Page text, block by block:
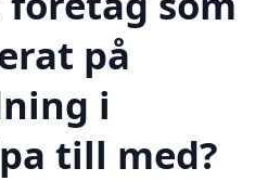
på
i
till med?